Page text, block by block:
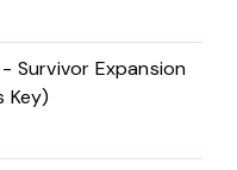
Survivor Expansion
Key)